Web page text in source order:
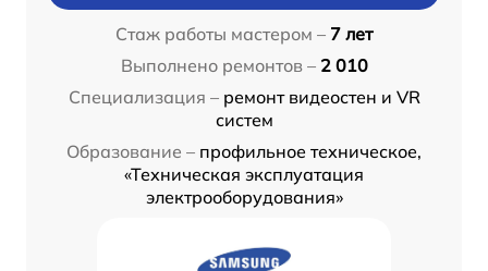
Стаж работы мастером – 7 лет
Выполнено ремонтов – 2 010
Специализация – ремонт видеостен и VR
систем
Образование – профильное техническое,
«Техническая эксплуатация
электрооборудования»